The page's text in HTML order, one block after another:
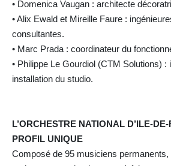
• Domenica Vaugan : architecte
• Alix Ewald et Mireille Faure :
consultantes.
• Marc Prada : coordinateur du
• Philippe Le Gourdiol (CTM Solutions) :
installation du studio.
L’ORCHESTRE NATIONAL D’ILE-
PROFIL UNIQUE
Composé de 95 musiciens permanents,